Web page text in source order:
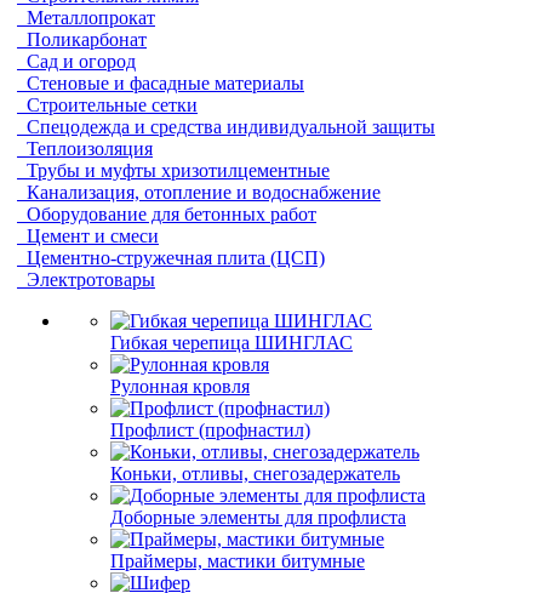
Металлопрокат
Поликарбонат
Сад и огород
Стеновые и фасадные материалы
Строительные сетки
Спецодежда и средства индивидуальной защиты
Теплоизоляция
Трубы и муфты хризотилцементные
Канализация, отопление и водоснабжение
Оборудование для бетонных работ
Цемент и смеси
Цементно-стружечная плита (ЦСП)
Электротовары
Гибкая черепица ШИНГЛАС
Рулонная кровля
Профлист (профнастил)
Коньки, отливы, снегозадержатель
Доборные элементы для профлиста
Праймеры, мастики битумные